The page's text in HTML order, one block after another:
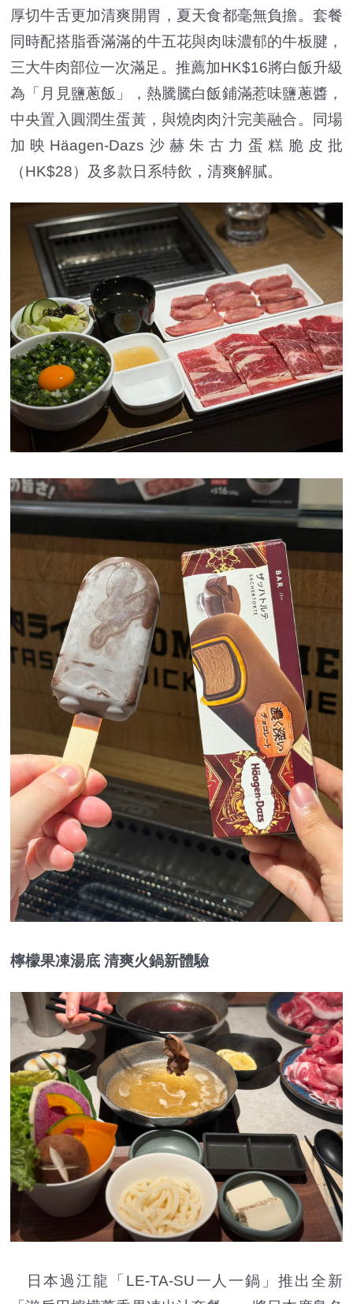
厚切牛舌更加清爽開胃，夏天食都毫無負擔。套餐
同時配搭脂香滿滿的牛五花與肉味濃郁的牛板腱，
三大牛肉部位一次滿足。推薦加HK$16將白飯升級
為「月見鹽蔥飯」，熱騰騰白飯鋪滿惹味鹽蔥醬，
中央置入圓潤生蛋黃，與燒肉肉汁完美融合。同場
加映Häagen-Dazs沙赫朱古力蛋糕脆皮批
（HK$28）及多款日系特飲，清爽解膩。
檸檬果凍湯底 清爽火鍋新體驗
日本過江龍「LE-TA-SU一人一鍋」推出全新